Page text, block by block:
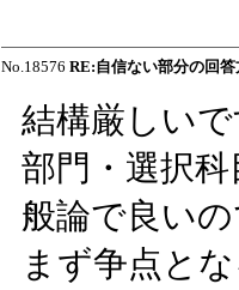
No.18576 RE:自信ない部分の回
結構厳しいで
部門・選択
般論で良い
まず争点と